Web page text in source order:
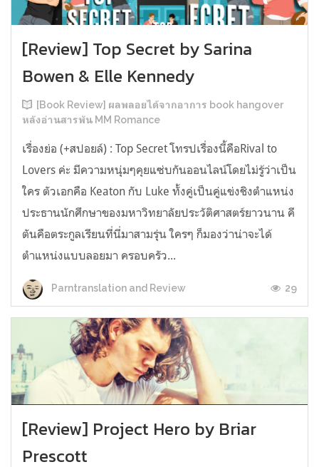
[Review] Top Secret by Sarina
Bowen & Elle Kennedy
[Book Review] ผลพลอยได้จากอาการ book hangover
หลังอ่านสารพัน MM Romance
เรื่องย่อ (+สปอยล์) : Top Secret โทรปเรื่องนี้คือRival to
Lovers ค่ะ มีความหนุ่มๆคุยแซ่บกันออนไลน์โดยไม่รู้ว่าเป็น
ใคร ตัวเอกคือ Keaton กับ Luke ทั้งคู่เป็นคู่แข่งชิงตำแหน่ง
ประธานนักศึกษาของมหาวิทยาลัยประวัติศาสตร์ยาวนาน คี
ตันคือตระกูลเรียนที่นี่มาสามรุ่น ใครๆ ก็มองว่าน่าจะได้
ตำแหน่งแบบลอยมา ครอบครัว...
Parntranslation and Review 29
[Review] Project Hero by Briar
Prescott